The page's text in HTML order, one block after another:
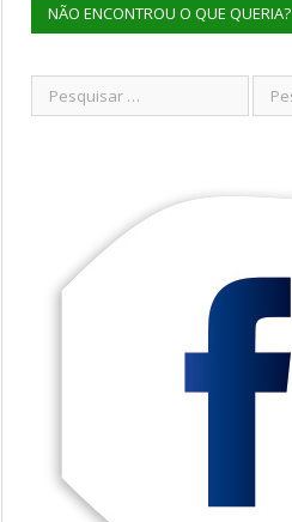
NÃO ENCONTROU O QUE QUERIA?